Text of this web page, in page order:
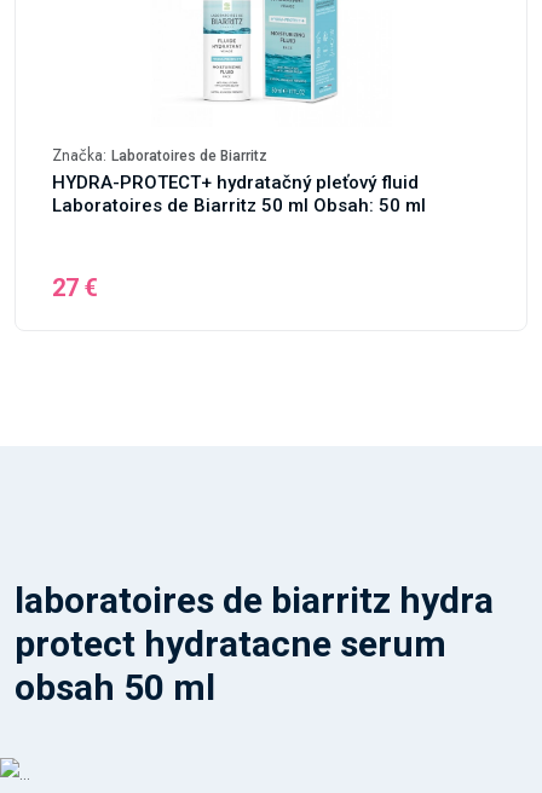
Značka: Laboratoires de Biarritz
HYDRA-PROTECT+ hydratačný pleťový fluid
Laboratoires de Biarritz 50 ml Obsah: 50 ml
27 €
laboratoires de biarritz hydra
protect hydratacne serum
obsah 50 ml